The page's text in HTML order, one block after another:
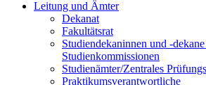
Leitung und Ämter
Dekanat
Fakultätsrat
Studiendekaninnen und -
Studienkommissionen
Studienämter/Zentrales
Praktikumsverantwortliche